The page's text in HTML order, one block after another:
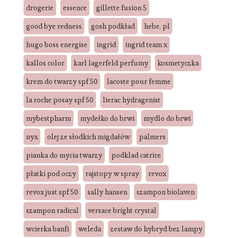
drogerie
essence
gillette fusion 5
good bye redness
gosh podkład
hebe. pl
hugo boss energise
ingrid
ingrid team x
kallos color
karl lagerfeld perfumy
kosmetyczka
krem do twarzy spf 50
lacoste pour femme
la roche posay spf 50
lierac hydragenist
mybestpharm
mydełko do brwi
mydlo do brwi
nyx
olej ze słodkich migdałów
palmers
pianka do mycia twarzy
podklad catrice
płatki pod oczy
rajstopy w spray
revox
revox just spf 50
sally hansen
szampon biolaven
szampon radical
versace bright crystal
wcierka banfi
weleda zestaw do hybryd bez lampy